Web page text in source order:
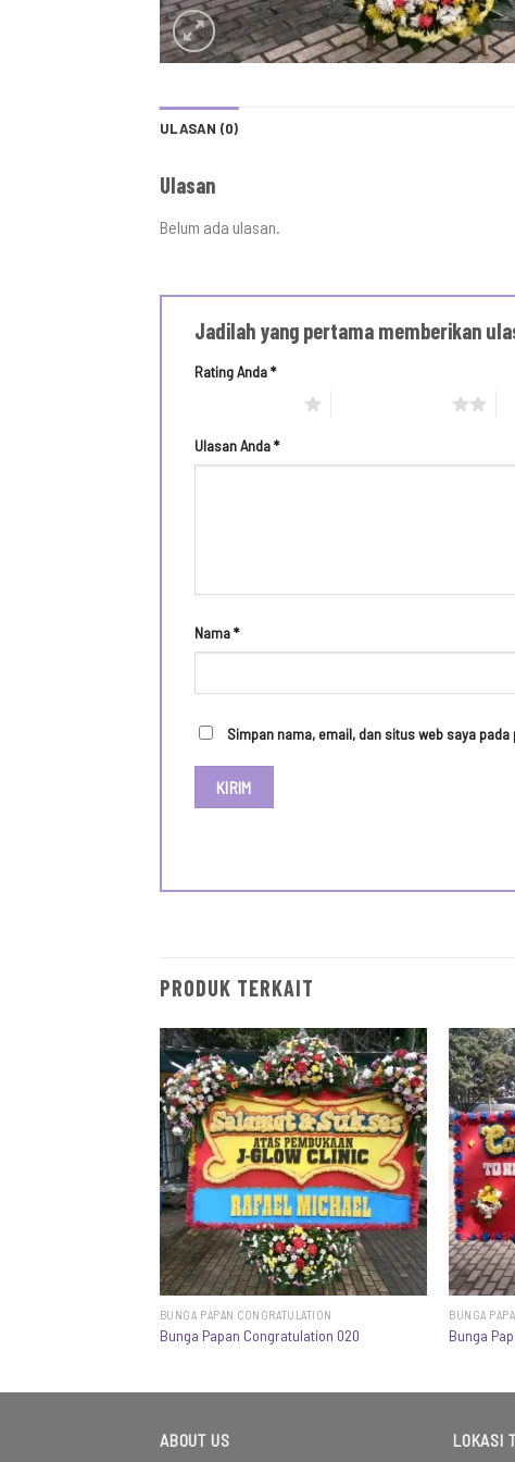
ULASAN (0)
Ulasan
Belum ada ulasan.
Jadilah yang pertama memberikan
Rating Anda*
Ulasan Anda*
Nama*
Simpan nama, email, dan situs web saya
PRODUK TERKAIT
BUNGA PAPAN CONGRATULATION
Bunga Papan Congratulation 020
BUNGA
Bunga
ABOUT US LOKASI